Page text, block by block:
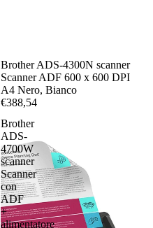
Brother ADS-4300N scanner
Scanner ADF 600 x 600 DPI
A4 Nero, Bianco
€388,54
Brother
ADS-
4700W
scanner
Scanner
con
ADF
+
alimentatore